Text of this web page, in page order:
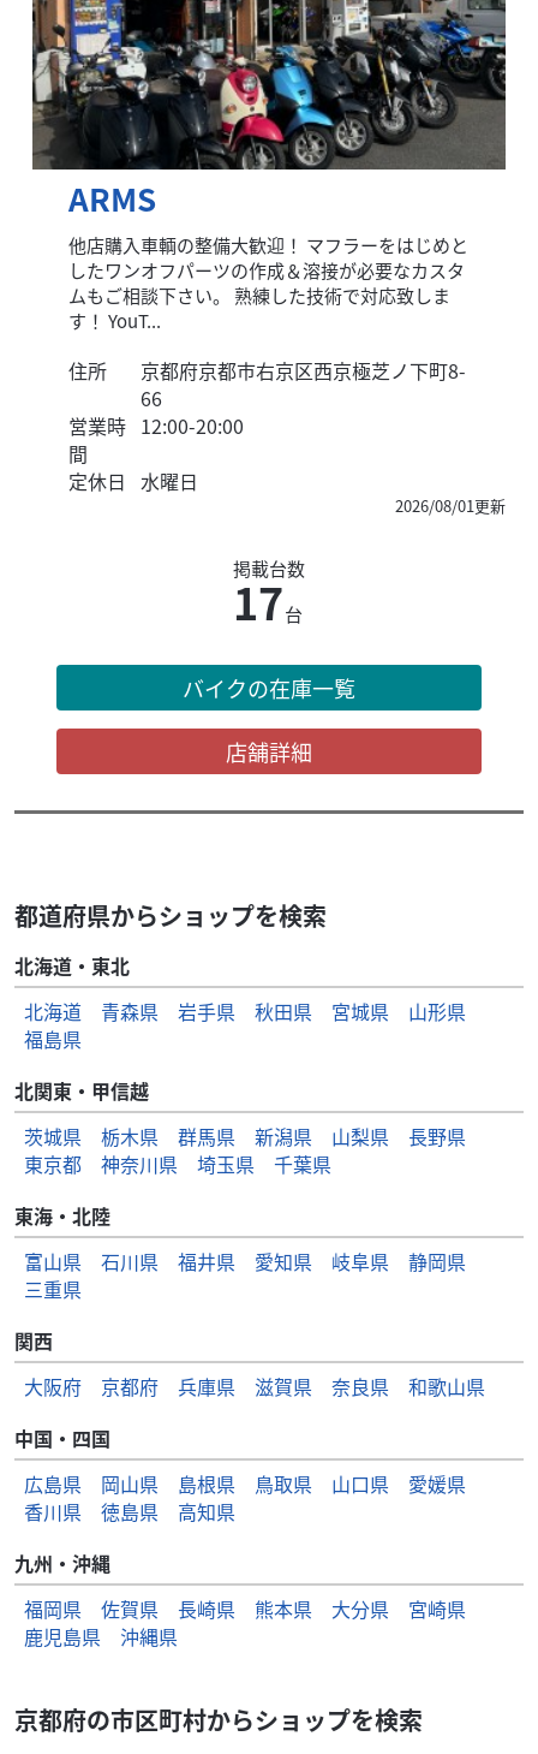
ARMS
他店購入車輌の整備大歓迎！ マフラーをはじめと
したワンオフパーツの作成＆溶接が必要なカスタ
ムもご相談下さい。 熟練した技術で対応致しま
す！ YouT...
住所
京都府京都市右京区西京極芝ノ下町8-
66
営業時
間
12:00-20:00
定休日 水曜日
2026/08/01更新
掲載台数
17台
バイクの在庫一覧
店舗詳細
都道府県からショップを検索
北海道・東北
北海道
青森県 岩手県 秋田県 宮城県
山形県
福島県
北関東・甲信越
茨城県
栃木県 群馬県 新潟県 山梨県
長野県
東京都
神奈川県 埼玉県
千葉県
東海・北陸
富山県
石川県 福井県 愛知県 岐阜県
静岡県
三重県
関西
大阪府
京都府 兵庫県 滋賀県 奈良県
和歌山県
中国・四国
広島県
岡山県 島根県 鳥取県 山口県
愛媛県
香川県
徳島県
高知県
九州・沖縄
福岡県
佐賀県 長崎県 熊本県 大分県
宮崎県
鹿児島県
沖縄県
京都府の市区町村からショップを検索